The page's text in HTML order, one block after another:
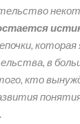
в
кто